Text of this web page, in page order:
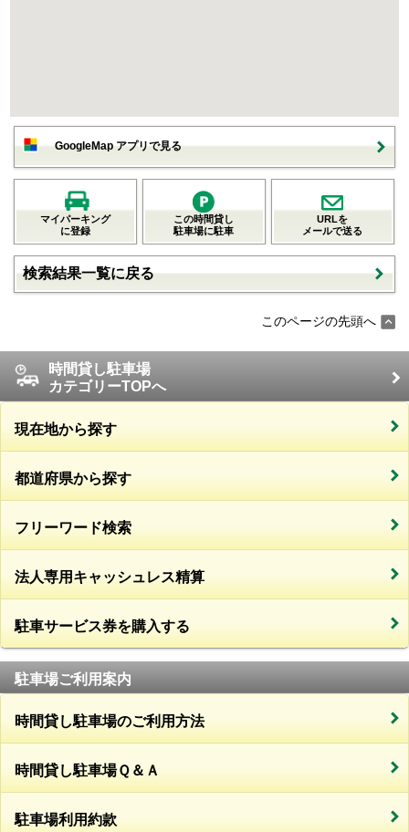
GoogleMap アプリで見る
マイパーキング
に登録
この時間貸し
駐車場に駐車
URLを
メールで送る
検索結果一覧に戻る
このページの先頭へ
時間貸し駐車場
カテゴリーTOPへ
現在地から探す
都道府県から探す
フリーワード検索
法人専用キャッシュレス精算
駐車サービス券を購入する
駐車場ご利用案内
時間貸し駐車場のご利用方法
時間貸し駐車場Ｑ＆Ａ
駐車場利用約款